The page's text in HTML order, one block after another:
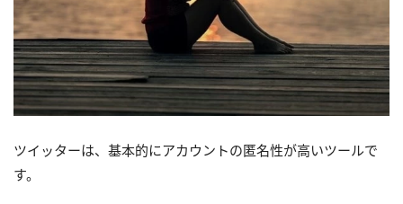
ツイッターは、基本的にアカウントの匿名性が高いツールで
す。